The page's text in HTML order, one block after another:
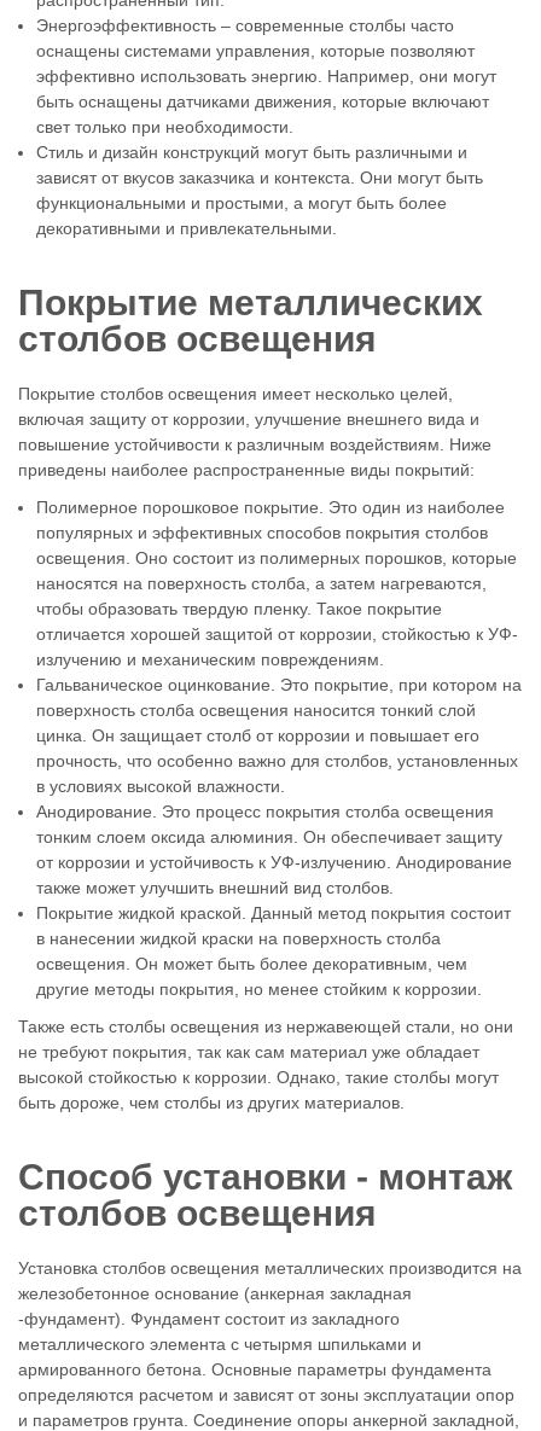
Энергоэффективность – современные столбы часто
оснащены системами управления, которые позволяют
эффективно использовать энергию. Например, они могут
быть оснащены датчиками движения, которые включают
свет только при необходимости.
Стиль и дизайн конструкций могут быть различными и
зависят от вкусов заказчика и контекста. Они могут быть
функциональными и простыми, а могут быть более
декоративными и привлекательными.
Покрытие металлических
столбов освещения
Покрытие столбов освещения имеет несколько целей,
включая защиту от коррозии, улучшение внешнего вида и
повышение устойчивости к различным воздействиям. Ниже
приведены наиболее распространенные виды покрытий:
Полимерное порошковое покрытие. Это один из наиболее
популярных и эффективных способов покрытия столбов
освещения. Оно состоит из полимерных порошков, которые
наносятся на поверхность столба, а затем нагреваются,
чтобы образовать твердую пленку. Такое покрытие
отличается хорошей защитой от коррозии, стойкостью к УФ-
излучению и механическим повреждениям.
Гальваническое оцинкование. Это покрытие, при котором на
поверхность столба освещения наносится тонкий слой
цинка. Он защищает столб от коррозии и повышает его
прочность, что особенно важно для столбов, установленных
в условиях высокой влажности.
Анодирование. Это процесс покрытия столба освещения
тонким слоем оксида алюминия. Он обеспечивает защиту
от коррозии и устойчивость к УФ-излучению. Анодирование
также может улучшить внешний вид столбов.
Покрытие жидкой краской. Данный метод покрытия состоит
в нанесении жидкой краски на поверхность столба
освещения. Он может быть более декоративным, чем
другие методы покрытия, но менее стойким к коррозии.
Также есть столбы освещения из нержавеющей стали, но они
не требуют покрытия, так как сам материал уже обладает
высокой стойкостью к коррозии. Однако, такие столбы могут
быть дороже, чем столбы из других материалов.
Способ установки - монтаж
столбов освещения
Установка столбов освещения металлических производится на
железобетонное основание (анкерная закладная
-фундамент). Фундамент состоит из закладного
металлического элемента с четырмя шпильками и
армированного бетона. Основные параметры фундамента
определяются расчетом и зависят от зоны эксплуатации опор
и параметров грунта. Соединение опоры анкерной закладной,